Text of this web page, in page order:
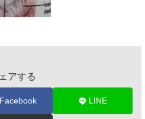
アする
Facebook LINE